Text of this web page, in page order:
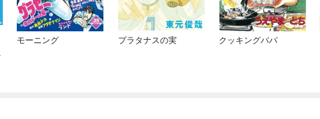
モーニング プラタナスの実 クッキングパパ